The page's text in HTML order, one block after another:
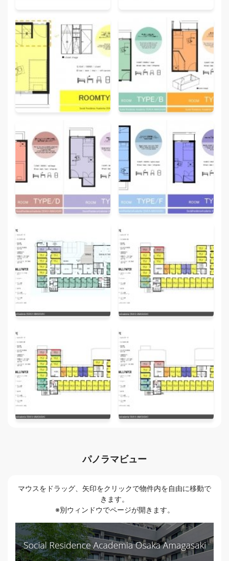
パノラマビュー
マウスをドラッグ、矢印をクリックで物件内を自由に移動で
きます。
※別ウィンドウでページが開きます。